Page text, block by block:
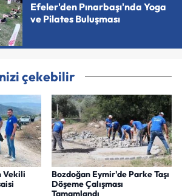
Efeler'den Pınarbaşı'nda Yoga
ve Pilates Buluşması
çekebilir
Vekili
Bozdoğan Eymir'de Parke Taşı
Döşeme Çalışması
Tamamlandı